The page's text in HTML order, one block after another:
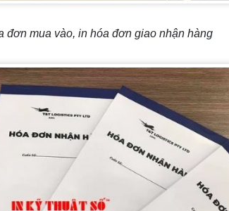
đơn mua vào, in hóa đơn giao nhận hàng